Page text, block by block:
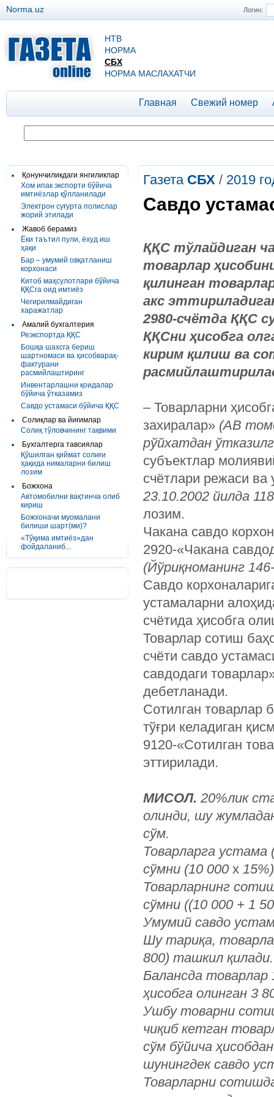
Логин:
Norma.uz
НТВ
НОРМА
СБХ
НОРМА МАСЛАХАТЧИ
Главная Свежий номер
Қонунчиликдаги янгиликлар
Хом ипак экспорти бўйича
имтиёзлар қўлланилади
Электрон суғурта полислар
жорий этилади
Жавоб берамиз
Ёки таътил пули, ёхуд иш
ҳақи
Бар – умумий овқатланиш
корхонаси
Китоб маҳсулотлари бўйича
ҚҚСга оид имтиёз
Чегирилмайдиган
харажатлар
Амалий бухгалтерия
Реэкспортда ҚҚС
Бошқа шахсга бериш
шартномаси ва ҳисобварақ-
фактурани
расмийлаштиринг
Инвентарлашни қоидалар
бўйича ўтказамиз
Савдо устамаси бўйича ҚҚС
Солиқлар ва йиғимлар
Солиқ тўловчининг тақвими
Бухгалтерга тавсиялар
Қўшилган қиймат солиғи
ҳақида нималарни билиш
лозим
Божхона
Автомобилни вақтинча олиб
кириш
Божхоначи муомалани
билиши шарт(ми)?
«Тўқима имтиёз»дан
фойдаланиб...
Газета СБХ / 2019
Савдо
ҚҚС тўлайдиган
товарлар
қилинган
акс
2980-счётда ҚҚС
ҚҚСни ҳисобга
кирим қилиш ва
– Товарларни
захиралар» (АВ
рўйхатдан
субъектлар
счётлари режаси
23.10.2002 йилда
лозим.
Чакана савдо
2920-«Чакана
(Йўриқноманинг
Савдо
устамаларни
счётида ҳисобга
Товарлар сотиш
счёти савдо
савдодаги
дебетланади.
Сотилган товарлар
тўғри келадиган
9120-«Сотилган
эттирилади.
МИСОЛ. 20%лик
олинди, шу
сўм.
Товарларга устама
сўмни (10 000 х
Товарларнинг
сўмни ((10 000 + 1
Умумий савдо
Шу тариқа,
800) ташкил қилади.
Балансда
ҳисобга олинган 3
Ушбу товарни
чиқиб кетган
сўм бўйича
шунингдек савдо
Товарларни